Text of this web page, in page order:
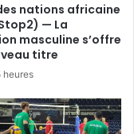
nations africaine
— La
masculine s’offre
titre
heures